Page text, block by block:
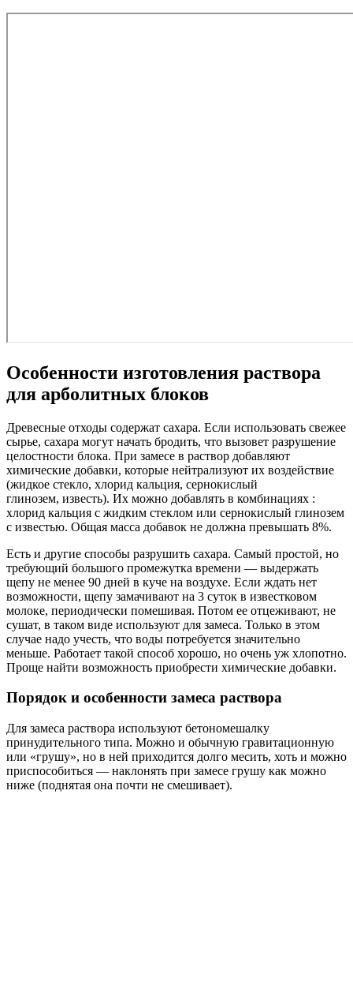
Особенности изготовления раствора
для арболитных блоков
Древесные отходы содержат сахара. Если использовать свежее
сырье, сахара могут начать бродить, что вызовет разрушение
целостности блока. При замесе в раствор добавляют
химические добавки, которые нейтрализуют их воздействие
(жидкое стекло, хлорид кальция, сернокислый
глинозем, известь). Их можно добавлять в комбинациях :
хлорид кальция с жидким стеклом или сернокислый глинозем
с известью. Общая масса добавок не должна превышать 8%.
Есть и другие способы разрушить сахара. Самый простой, но
требующий большого промежутка времени — выдержать
щепу не менее 90 дней в куче на воздухе. Если ждать нет
возможности, щепу замачивают на 3 суток в известковом
молоке, периодически помешивая. Потом ее отцеживают, не
сушат, в таком виде используют для замеса. Только в этом
случае надо учесть, что воды потребуется значительно
меньше. Работает такой способ хорошо, но очень уж хлопотно.
Проще найти возможность приобрести химические добавки.
Порядок и особенности замеса раствора
Для замеса раствора используют бетономешалку
принудительного типа. Можно и обычную гравитационную
или «грушу», но в ней приходится долго месить, хоть и можно
приспособиться — наклонять при замесе грушу как можно
ниже (поднятая она почти не смешивает).